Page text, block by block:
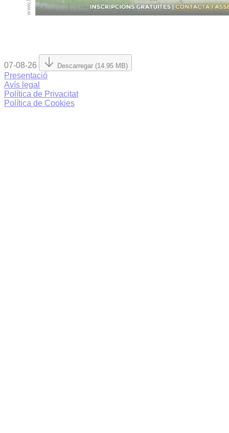
07-08-26 Descarregar (14.95 MB)
Presentació
Avís legal
Política de Privacitat
Política de Cookies